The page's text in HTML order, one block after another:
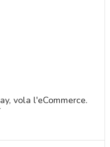
vola l'eCommerce.